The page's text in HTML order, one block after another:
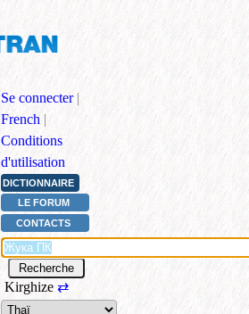
Se connecter |
French |
Conditions
d'utilisation
DICTIONNAIRE
LE FORUM
CONTACTS
Kirghize ⇄